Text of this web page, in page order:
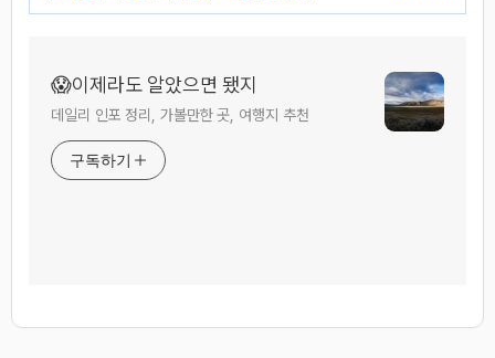
😱이제라도 알았으면 됐지
데일리 인포 정리, 가볼만한 곳, 여행지 추천
구독하기